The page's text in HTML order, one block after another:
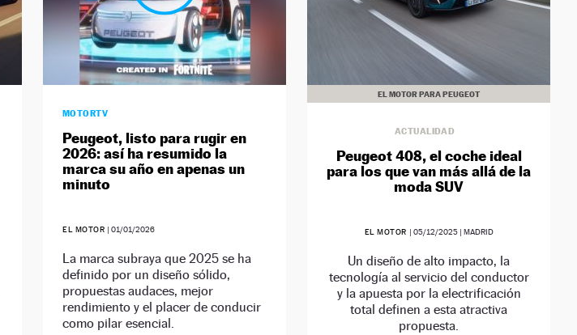
MOTORTV
Peugeot, listo para rugir en
2026: así ha resumido la
marca su año en apenas un
minuto
EL MOTOR |01/01/2026
La marca subraya que 2025 se ha
definido por un diseño sólido,
propuestas audaces, mejor
rendimiento y el placer de conducir
como pilar esencial.
EL MOTOR PARA PEUGEOT
ACTUALIDAD
Peugeot 408, el coche ideal
para los que van más allá de la
moda SUV
EL MOTOR | 05/12/2025| MADRID
Un diseño de alto impacto, la
tecnología al servicio del conductor
y la apuesta por la electrificación
total definen a esta atractiva
propuesta.